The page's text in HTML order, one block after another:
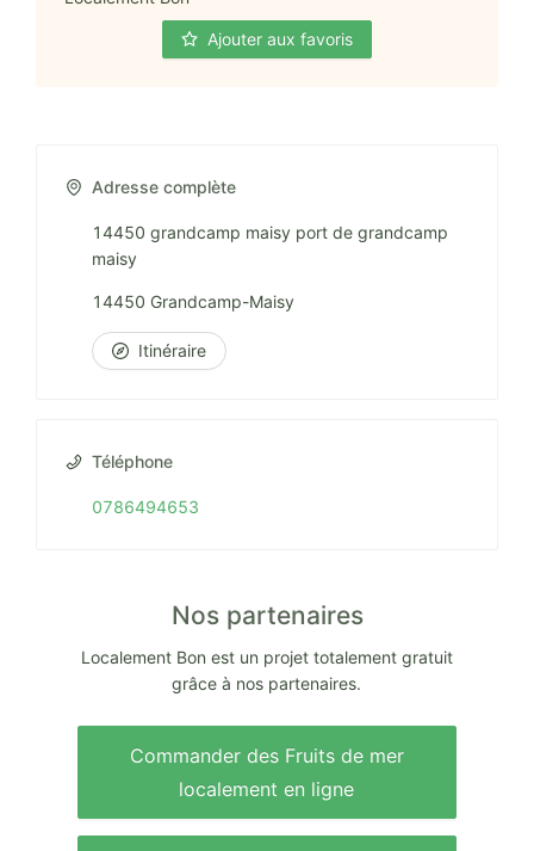
Ajouter aux favoris
Adresse complète
14450 grandcamp maisy port de grandcamp
maisy
14450 Grandcamp-Maisy
Itinéraire
Téléphone
0786494653
Nos partenaires
Localement Bon est un projet totalement gratuit
grâce à nos partenaires.
Commander des Fruits de mer
localement en ligne